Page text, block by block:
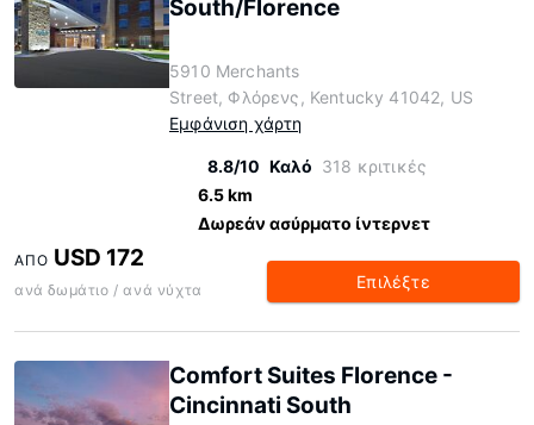
South/Florence
5910 Merchants
Street, Φλόρενς, Kentucky 41042, US
Εμφάνιση χάρτη
8.8/10 Καλό 318 κριτικές
6.5 km
Δωρεάν ασύρματο ίντερνετ
ΑΠΌ USD 172
ανά δωμάτιο / ανά νύχτα Επιλέξτε
Comfort Suites Florence -
Cincinnati South